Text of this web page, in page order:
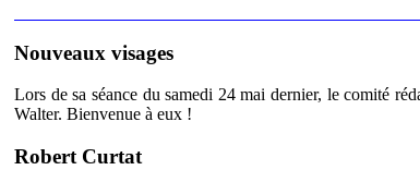
Nouveaux visages
Lors de sa séance du samedi 24 mai dernier, le comité
Walter. Bienvenue à eux !
Robert Curtat